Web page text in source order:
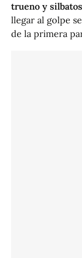
trueno y silbatos
llegar al golpe
de la primera